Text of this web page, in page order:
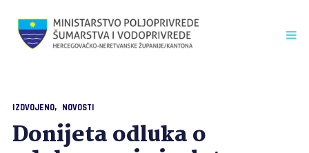
IZDVOJENO NOVOSTI
Donijeta odluka o